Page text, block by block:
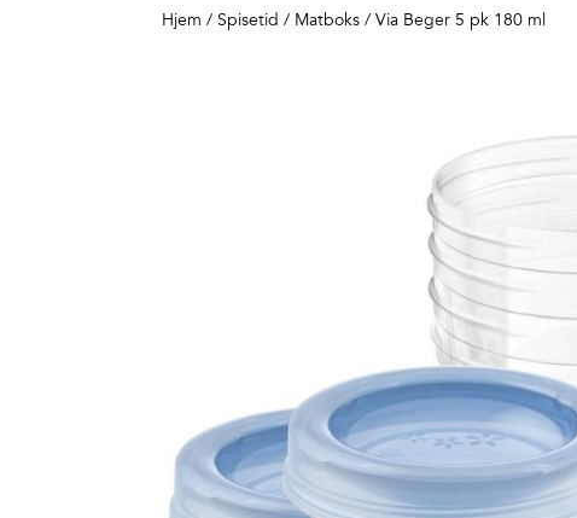
Hjem / Spisetid / Matboks / Via Beger 5 pk 180 ml